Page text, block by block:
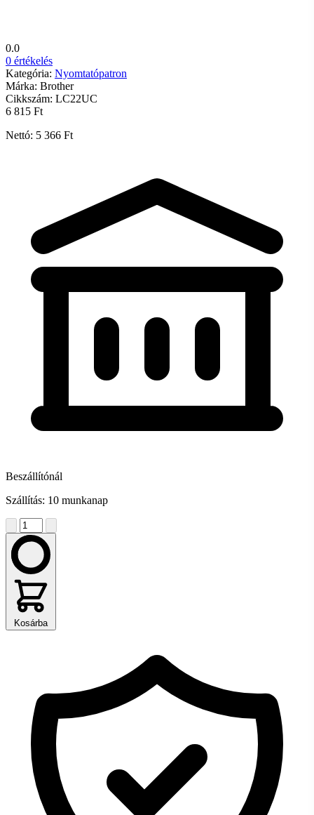
0.0
0 értékelés
Kategória: Nyomtatópatron
Márka: Brother
Cikkszám: LC22UC
6 815 Ft
Nettó: 5 366 Ft
Beszállítónál
Szállítás: 10 munkanap
Kosárba